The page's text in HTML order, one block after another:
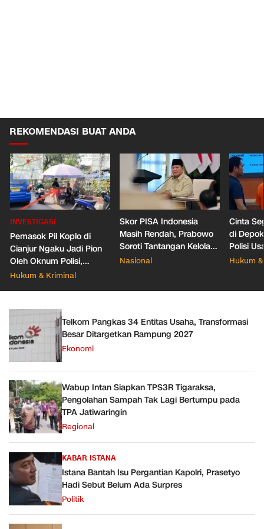
REKOMENDASI BUAT ANDA
INVESTIGASI
Pemasok Pil Koplo di
Cianjur Ngaku Jadi Pion
Oleh Oknum Polisi,
Propam Mabes Polri
Hukum & Kriminal
Skor PISA Indonesia
Masih Rendah, Prabowo
Soroti Tantangan Kelola
388 Ribu Sekolah
Nasional
Cinta
di
Polisi
Pacar
Hukum
Telkom Pangkas 34 Entitas Usaha, Transformasi
Besar Ditargetkan Rampung 2027
Ekonomi
Wabup Intan Siapkan TPS3R Tigaraksa,
Pengolahan Sampah Tak Lagi Bertumpu pada
TPA Jatiwaringin
Regional
KABAR ISTANA
Istana Bantah Isu Pergantian Kapolri, Prasetyo
Hadi Sebut Belum Ada Surpres
Politik